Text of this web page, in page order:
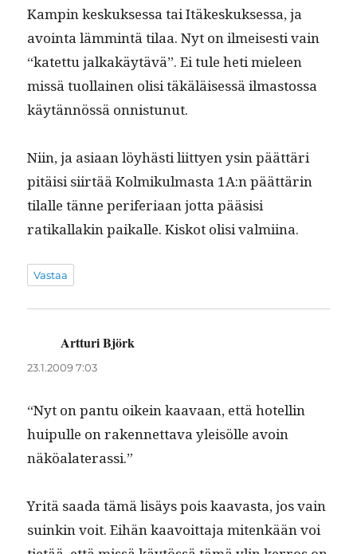
Kampin keskuk­ses­sa tai Itäkeskuk­ses­sa, ja
avoin­ta läm­mintä tilaa. Nyt on ilmeis­es­ti vain
“katet­tu jalka­käytävä”. Ei tule heti mieleen
mis­sä tuol­lainen olisi täkäläisessä ilmas­tossa
käytän­nössä onnistunut.
Niin, ja asi­aan löy­hästi liit­tyen ysin päät­täri
pitäisi siirtää Kolmikul­mas­ta 1A:n päät­tärin
tilalle tänne per­ife­ri­aan jot­ta pää­sisi
ratikallakin paikalle. Kiskot olisi valmiina.
Vastaa
Artturi Björk
23.1.2009 7:03
“Nyt on pan­tu oikein kaavaan, että hotellin
huip­ulle on raken­net­ta­va yleisölle avoin
näköalaterassi.”
Yritä saa­da tämä lisäys pois kaavas­ta, jos vain
suinkin voit. Eihän kaavoit­ta­ja mitenkään voi